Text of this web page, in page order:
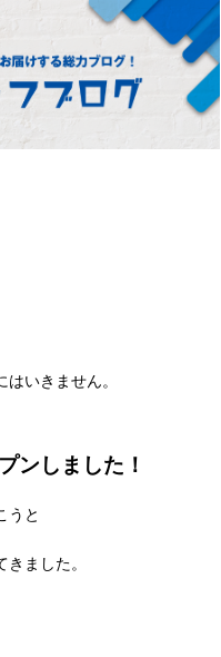
いきません。
ンしました！
うと
ました。